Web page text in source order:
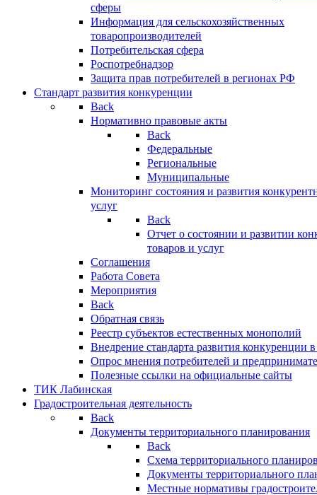
сферы
Информация для сельскохозяйственных
товаропроизводителей
Потребительская сфера
Роспотребнадзор
Защита прав потребителей в регионах РФ
Стандарт развития конкуренции
Back
Нормативно правовые акты
Back
Федеральные
Региональные
Муниципальные
Мониторинг состояния и развития
услуг
Back
Отчет о состоянии и развитии
товаров и услуг
Соглашения
Работа Совета
Мероприятия
Back
Обратная связь
Реестр субъектов естественных монополий
Внедрение стандарта развития конкуренции
Опрос мнения потребителей и
Полезные ссылки на официальные сайты
ТИК Лабинская
Градостроительная деятельность
Back
Документы территориального планирования
Back
Схема территориального
Документы территориального
Местные нормативы